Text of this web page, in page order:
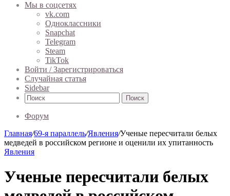
Мы в соцсетях
vk.com
Одноклассники
Snapchat
Telegram
Steam
TikTok
Войти / Зарегистрироваться
Случайная статья
Sidebar
Поиск
Форум
Главная/69-я параллель/Явления/Ученые пересчитали белых
медведей в российском регионе и оценили их упитанность
Явления
Ученые пересчитали белых